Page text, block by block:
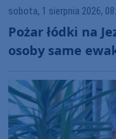
sobota, 1 sierpnia 2026,
Pożar łódki na
osoby same